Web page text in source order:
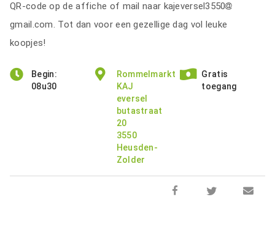
QR-code op de affiche of mail naar kajeversel3550
gmail.com. Tot dan voor een gezellige dag vol leuke
koopjes!
Begin:
08u30
Rommelmarkt
KAJ
eversel
butastraat
20
3550
Heusden-
Zolder
Gratis
toegang